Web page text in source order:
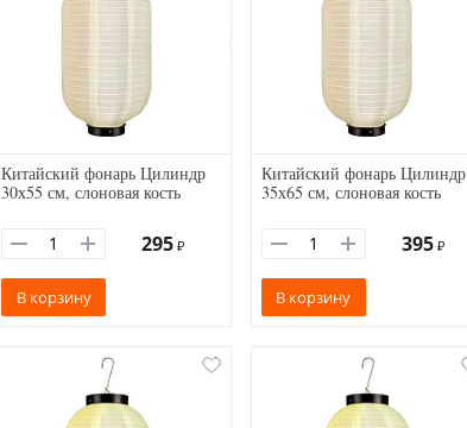
Китайский фонарь Цилиндр
30х55 см, слоновая кость
295 ₽
В корзину
Китайский фонарь Цилиндр
35х65 см, слоновая кость
395 ₽
В корзину